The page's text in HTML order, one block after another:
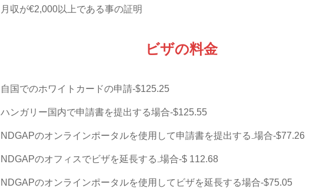
月収が€2,000以上である事の証明
ビザの料金
自国でのホワイトカードの申請-$125.25
ハンガリー国内で申請書を提出する場合-$125.55
NDGAPのオンラインポータルを使用して申請書を提出する₋場合-$77.26
NDGAPのオフィスでビザを延長する₋場合-$ 112.68
NDGAPのオンラインポータルを使用してビザを延長する場合-$75.05